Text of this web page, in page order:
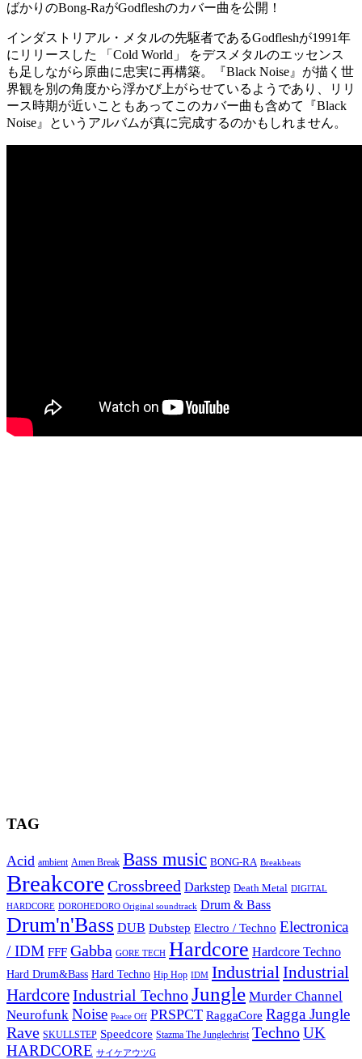
ばかりのBong-RaがGodfleshのカバー曲を公開！
インダストリアル・メタルの先駆者であるGodfleshが1991年
にリリースした 「Cold World」 をデスメタルのエッセンス
も足しながら原曲に忠実に再構築。『Black Noise』が描く世
界観を別の角度から浮かび上がらせているようであり、リリ
ース時期が近いこともあってこのカバー曲も含めて『Black
Noise』というアルバムが真に完成するのかもしれません。
TAG
Acid ambient Amen Break Bass music BONG-RA Breakbeats
Breakcore Crossbreed Darkstep Death Metal DIGITAL
HARDCORE DOROHEDORO Original soundtrack Drum & Bass
Drum'n'Bass DUB Dubstep Electro / Techno Electronica
/ IDM FFF Gabba GORE TECH Hardcore Hardcore Techno
Hard Drum&Bass Hard Techno Hip Hop IDM IndustrialIndustrial
HardcoreIndustrial TechnoJungle Murder Channel
Neurofunk Noise Peace Off PRSPCT RaggaCore Ragga Jungle
Rave SKULLSTEP Speedcore Stazma The Junglechrist TechnoUK
HARDCORE サイケアウツG